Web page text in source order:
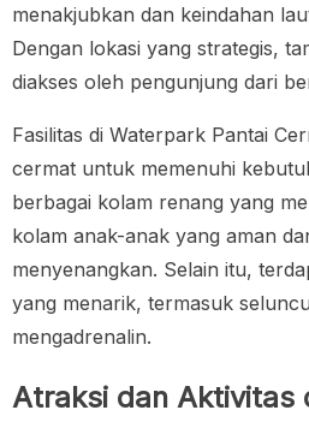
menakjubkan dan keindahan
Dengan lokasi yang strategis,
diakses oleh pengunjung dari
Fasilitas di Waterpark Pantai
cermat untuk memenuhi
berbagai kolam renang yang
kolam anak-anak yang aman
menyenangkan. Selain itu,
yang menarik, termasuk
mengadrenalin.
Atraksi dan Aktivitas